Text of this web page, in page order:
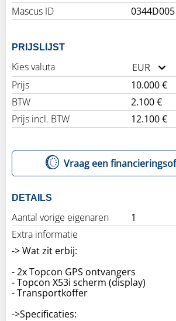
Mascus ID
0344D005
PRIJSLIJST
Kies valuta
EUR
Prijs
10.000 €
BTW
2.100 €
Prijs incl. BTW
12.100 €
Vraag een
DETAILS
Aantal vorige eigenaren
1
Extra informatie
-> Wat zit erbij:
- 2x Topcon GPS ontvangers
- Topcon X53i scherm (display)
- Transportkoffer
->Specificaties: